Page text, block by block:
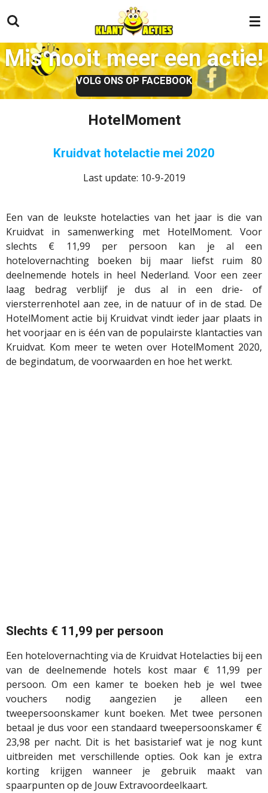
direct
naar
de
hoofdinhoud
Mis nooit meer een actie!
VOLG ONS OP FACEBOOK
HotelMoment
Kruidvat hotelactie mei 2020
Last update: 10-9-2019
Een van de leukste hotelacties van het jaar is die van
Kruidvat in samenwerking met HotelMoment. Voor
slechts € 11,99 per persoon kan je al een
hotelovernachting boeken bij maar liefst ruim 80
deelnemende hotels in heel Nederland. Voor een zeer
laag bedrag verblijf je dus al in een drie- of
viersterrenhotel aan zee, in de natuur of in de stad. De
HotelMoment actie bij Kruidvat vindt ieder jaar plaats in
het voorjaar en is één van de populairste klantacties van
Kruidvat. Kom meer te weten over HotelMoment 2020,
de begindatum, de voorwaarden en hoe het werkt.
Slechts € 11,99 per persoon
Een hotelovernachting via de Kruidvat Hotelacties bij een
van de deelnemende hotels kost maar € 11,99 per
persoon. Om een kamer te boeken heb je wel twee
vouchers nodig aangezien je alleen een
tweepersoonskamer kunt boeken. Met twee personen
betaal je dus voor een standaard tweepersoonskamer €
23,98 per nacht. Dit is het basistarief wat je nog kunt
uitbreiden met verschillende opties. Ook kan je extra
korting krijgen wanneer je gebruik maakt van
spaarpunten op de Jouw Extravoordeelkaart.